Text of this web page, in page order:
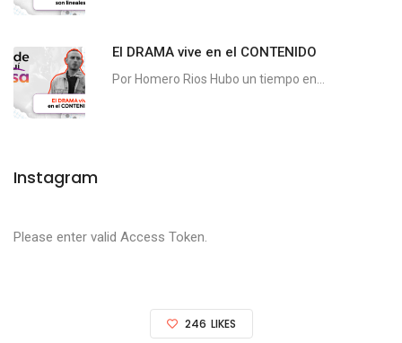
El DRAMA vive en el CONTENIDO
Por Homero Rios Hubo un tiempo en...
Instagram
Please enter valid Access Token.
246 LIKES